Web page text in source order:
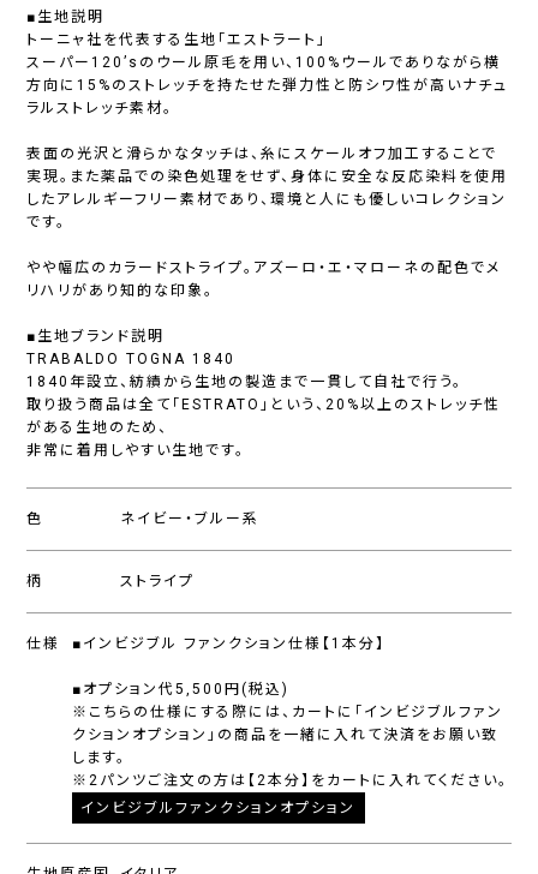
■生地説明
トーニャ社を代表する生地「エストラート」
スーパー120’sのウール原毛を用い、100%ウールでありながら横
方向に15%のストレッチを持たせた弾力性と防シワ性が高いナチュ
ラルストレッチ素材。
表面の光沢と滑らかなタッチは、糸にスケールオフ加工することで
実現。また薬品での染色処理をせず、身体に安全な反応染料を使用
したアレルギーフリー素材であり、環境と人にも優しいコレクション
です。
やや幅広のカラードストライプ。アズーロ・エ・マローネの配色でメ
リハリがあり知的な印象。
■生地ブランド説明
TRABALDO TOGNA 1840
1840年設立、紡績から生地の製造まで一貫して自社で行う。
取り扱う商品は全て「ESTRATO」という、20%以上のストレッチ性
がある生地のため、
非常に着用しやすい生地です。
色 ネイビー・ブルー系
柄 ストライプ
仕様 ■インビジブル ファンクション仕様【1本分】
■オプション代5,500円(税込)
※こちらの仕様にする際には、カートに「インビジブルファン
クションオプション」の商品を一緒に入れて決済をお願い致
します。
※2パンツご注文の方は【2本分】をカートに入れてください。
インビジブルファンクションオプション